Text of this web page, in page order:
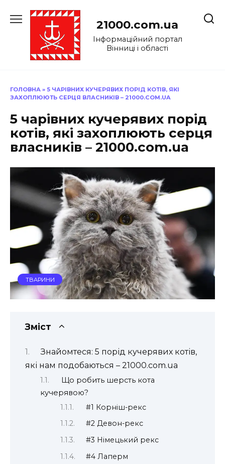
до
21000.com.ua
Інформаційний портал
Вінниці і області
ГОЛОВНА » 5 ЧАРІВНИХ КУЧЕРЯВИХ ПОРІД КОТІВ, ЯКІ
ЗАХОПЛЮЮТЬ СЕРЦЯ ВЛАСНИКІВ – 21000.COM.UA
5 чарівних кучерявих порід
котів, які захоплюють серця
власників – 21000.com.ua
ТВАРИНИ
Зміст
Знайомтеся: 5 порід кучерявих котів,
які нам подобаються – 21000.com.ua
Що робить шерсть кота
кучерявою?
#1 Корніш-рекс
#2 Девон-рекс
#3 Німецький рекс
#4 Лаперм